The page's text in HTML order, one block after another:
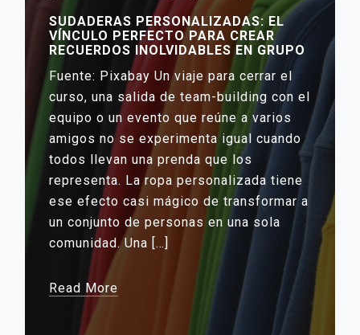
SUDADERAS PERSONALIZADAS: EL
VÍNCULO PERFECTO PARA CREAR
RECUERDOS INOLVIDABLES EN GRUPO
Fuente: Pixabay Un viaje para cerrar el
curso, una salida de team-building con el
equipo o un evento que reúne a varios
amigos no se experimenta igual cuando
todos llevan una prenda que los
representa. La ropa personalizada tiene
ese efecto casi mágico de transformar a
un conjunto de personas en una sola
comunidad. Una […]
Read More